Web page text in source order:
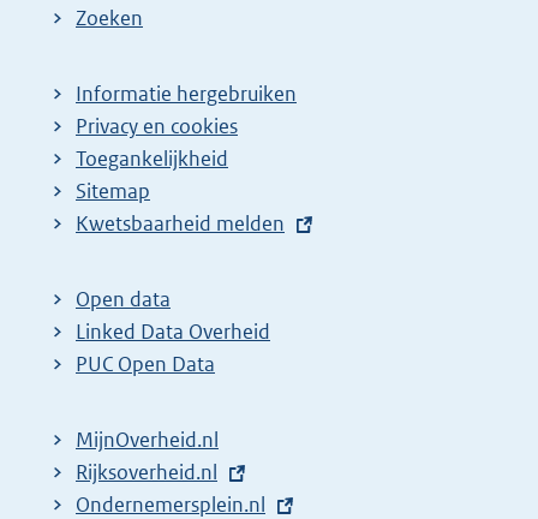
Zoeken
Informatie hergebruiken
Privacy en cookies
Toegankelijkheid
Sitemap
E
t
e
r
l
i
Kwetsbaarheid melden
Open data
Linked Data Overheid
PUC Open Data
MijnOverheid.nl
E
x
Rijksoverheid.nl
E
Ondernemersplein.nl